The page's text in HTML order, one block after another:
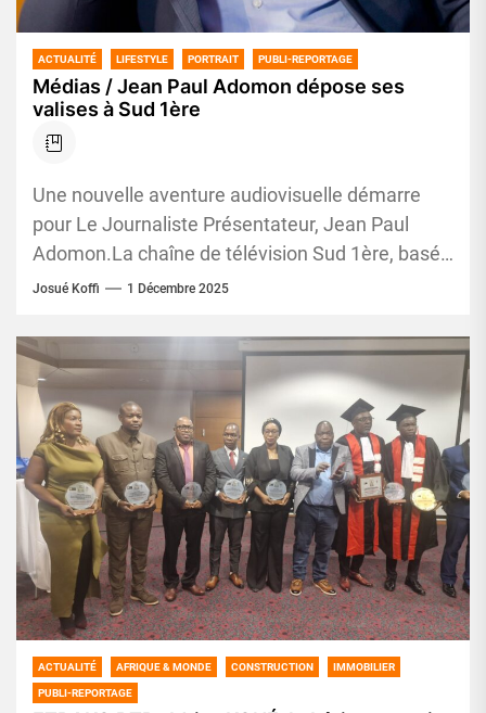
ACTUALITÉ LIFESTYLE PORTRAIT PUBLI-REPORTAGE
Médias / Jean Paul Adomon dépose ses
valises à Sud 1ère
Une nouvelle aventure audiovisuelle démarre
pour Le Journaliste Présentateur, Jean Paul
Adomon.La chaîne de télévision Sud 1ère, basée
à Paris, franchit un cap important en...
Josué Koffi 1 Décembre 2025
ACTUALITÉ AFRIQUE & MONDE CONSTRUCTION IMMOBILIER
PUBLI-REPORTAGE